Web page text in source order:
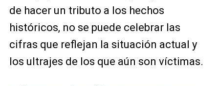
de hacer un tributo a los hechos
históricos, no se puede celebrar las
cifras que reflejan la situación actual y
los ultrajes de los que aún son víctimas.